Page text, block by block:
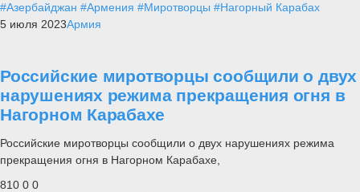
#Азербайджан #Армения #Миротворцы #Нагорный Карабах
5 июля 2023Армия
Российские миротворцы сообщили о двух
нарушениях режима прекращения огня в
Нагорном Карабахе
Российские миротворцы сообщили о двух нарушениях режима
прекращения огня в Нагорном Карабахе,
810 0 0